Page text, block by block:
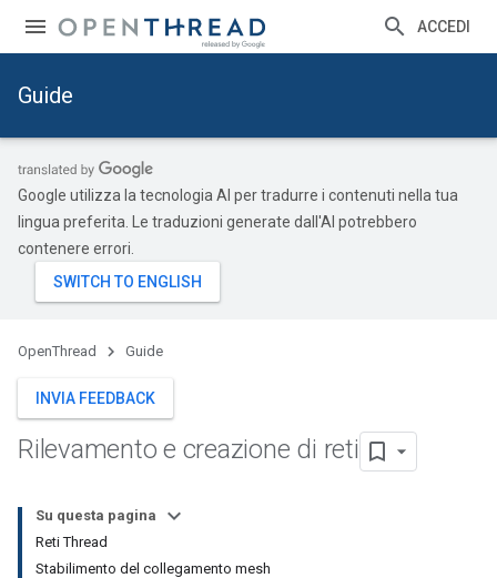
ACCEDI
Guide
Google utilizza la tecnologia AI per tradurre i contenuti nella tua
lingua preferita. Le traduzioni generate dall'AI potrebbero
contenere errori.
OpenThread Guide
INVIA FEEDBACK
Rilevamento e creazione di reti
Su questa pagina
Reti Thread
Stabilimento del collegamento mesh